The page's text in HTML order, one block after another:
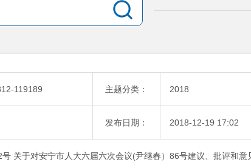
119189 主题分类： 2018
发布日期： 2018-12-19 17:02
关于对安宁市人大六届六次会议(尹继春）86号建议、批评和意